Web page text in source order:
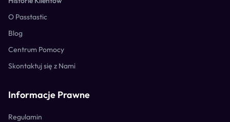
O Passtastic
Blog
Centrum Pomocy
Skontaktuj się z Nami
Informacje Prawne
Regulamin